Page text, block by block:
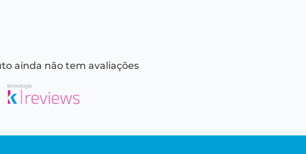
ainda não tem avaliações